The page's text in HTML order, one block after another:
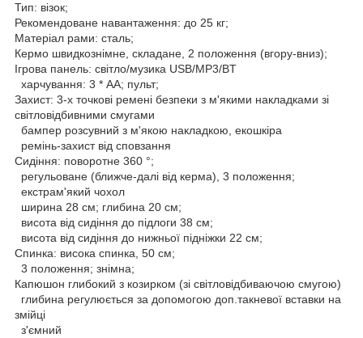
Тип: візок;
Рекомендоване навантаження: до 25 кг;
Матеріал рами: сталь;
Кермо швидкознімне, складане, 2 положення (вгору-вниз);
Ігрова панель: світло/музика USB/МР3/BT
харчування: 3 * АА; пульт;
Захист: 3-х точкові ремені безпеки з м'якими накладками зі
світловідбивними смугами
бампер розсувний з м'якою накладкою, екошкіра
ремінь-захист від сповзання
Сидіння: поворотне 360 °;
регульоване (ближче-далі від керма), 3 положення;
екстрам'який чохол
ширина 28 см; глибина 20 см;
висота від сидіння до підлоги 38 см;
висота від сидіння до нижньої підніжки 22 см;
Спинка: висока спинка, 50 см;
3 положення; знімна;
Капюшон глибокий з козирком (зі світловідбиваючою смугою)
глибина регулюється за допомогою доп.такневої вставки на
змійці
з'ємний